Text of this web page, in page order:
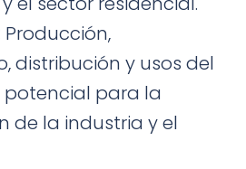
distribución y usos del
potencial para la
de la industria y el